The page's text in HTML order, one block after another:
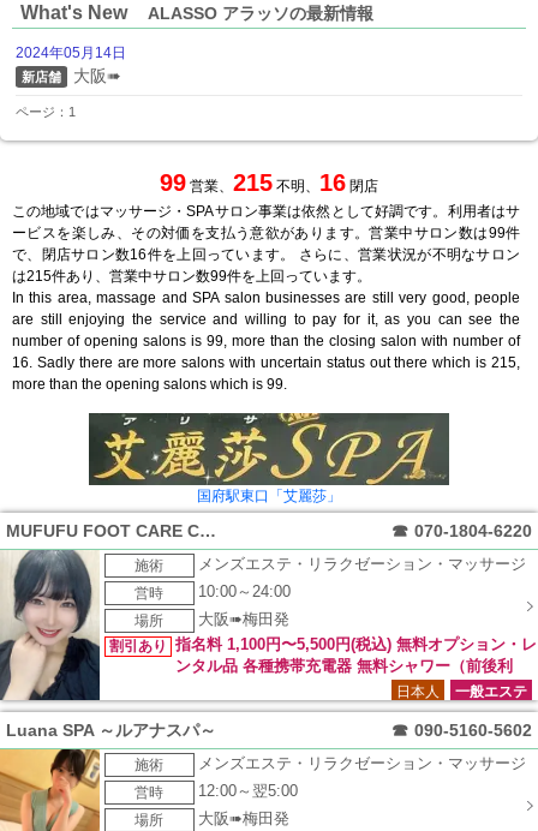
What's New ALASSO アラッソの最新情報
2024年05月14日
新店舗 大阪➠
ページ：1
99 営業、 215 不明、 16 閉店
この地域ではマッサージ・SPAサロン事業は依然として好調です。利用者はサ
ービスを楽しみ、その対価を支払う意欲があります。営業中サロン数は99件
で、閉店サロン数16件を上回っています。 さらに、営業状況が不明なサロン
は215件あり、営業中サロン数99件を上回っています。
In this area, massage and SPA salon businesses are still very good, people
are still enjoying the service and willing to pay for it, as you can see the
number of opening salons is 99, more than the closing salon with number of
16. Sadly there are more salons with uncertain status out there which is 215,
more than the opening salons which is 99.
国府駅東口「艾麗莎」
MUFUFU FOOT CARE Center ☎ 070-1804-6220
施術
メンズエステ・リラクゼーション・マッサージ
営時
10:00～24:00
場所
大阪➠梅田発
割引あり
指名料 1,100円〜5,500円(税込) 無料オプション・レ
ンタル品 各種携帯充電器 無料シャワー（前後利
一般エステ
日本人
Luana SPA ～ルアナスパ～ ☎ 090-5160-5602
施術
メンズエステ・リラクゼーション・マッサージ
営時
12:00～翌5:00
場所
大阪➠梅田発